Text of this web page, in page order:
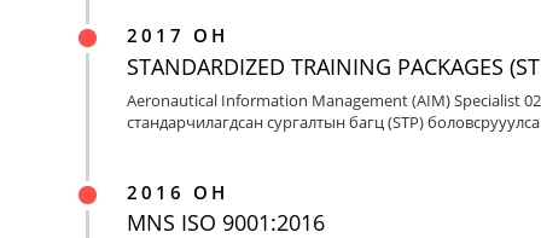
2017 ОН
STANDARDIZED TRAINING PACKAGES
Aeronautical Information Management (AIM) Specialist
стандарчилагдсан сургалтын багц (STP)
2016 ОН
MNS ISO 9001:2016